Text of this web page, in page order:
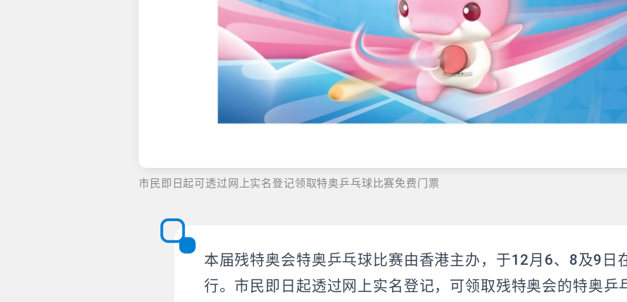
市民即日起可透过网上实名登记领取特奥乒乓球比赛免费门票
本届残特奥会特奥乒乓球比赛由香港主办，于12月6、8及9日
行。市民即日起透过网上实名登记，可领取残特奥会的特奥乒